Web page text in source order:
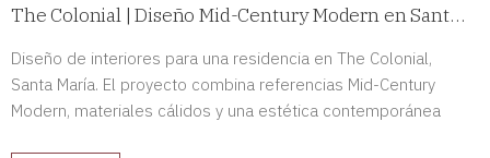
The Colonial | Diseño Mid-Century Modern en Santa
Diseño de interiores para una residencia en The Colonial,
Santa María. El proyecto combina referencias Mid-Century
Modern, materiales cálidos y una estética contemporánea